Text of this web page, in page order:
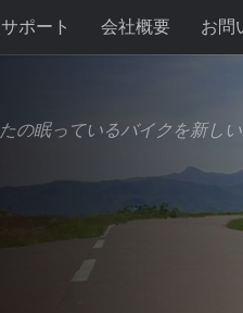
ポート 会社概要 お問
の眠っているバイクを新し